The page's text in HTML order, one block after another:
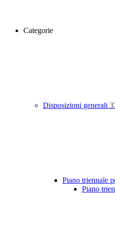
Categorie
Disposizioni generali
Piano triennale
Piano